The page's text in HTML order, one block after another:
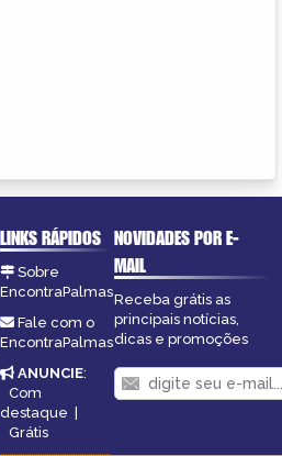
LINKS RÁPIDOS
Sobre
EncontraPalmas
Fale com o
EncontraPalmas
ANUNCIE:
Com
destaque |
Grátis
NOVIDADES POR E-
MAIL
Receba grátis as
principais notícias,
dicas e promoções